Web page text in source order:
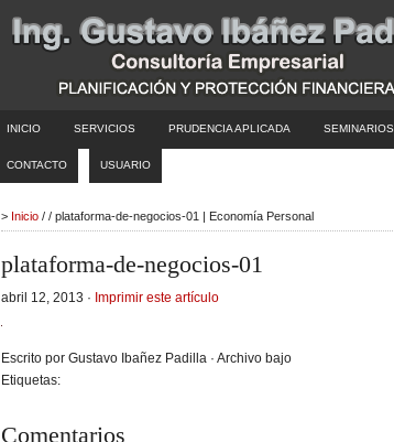
INICIO SERVICIOS PRUDENCIA APLICADA SEMINARIOS
CONTACTO USUARIO
> Inicio / / plataforma-de-negocios-01 | Economía Personal
plataforma-de-negocios-01
abril 12, 2013 · Imprimir este artículo
Escrito por Gustavo Ibañez Padilla · Archivo bajo
Etiquetas:
Comentarios